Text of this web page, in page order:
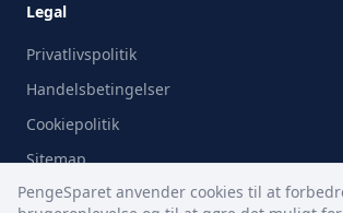
Legal
Privatlivspolitik
Handelsbetingelser
Cookiepolitik
Sitemap
PengeSparet anvender cookies til at